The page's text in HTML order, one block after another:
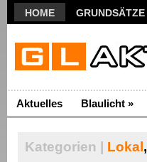
HOME GRUNDSÄTZE
Aktuelles Blaulicht »
Kategorien | Lokal ,